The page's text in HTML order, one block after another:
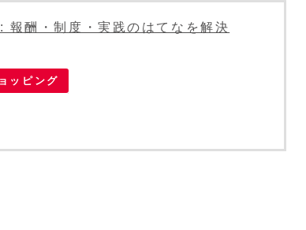
酬・制度・実践のはてなを解決
ッピング